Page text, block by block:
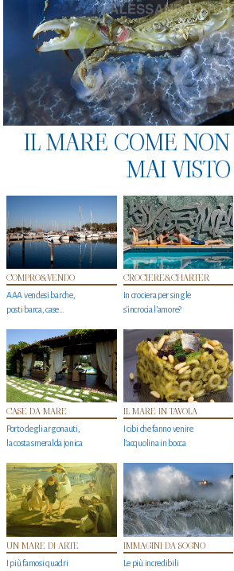
IL MARE COME NON
MAI VISTO
COMPRO&VENDO
AAA vendesi barche,
posti barca, case…
CROCIERE&CHARTER
In crociera per single
s'incrocia l’amore?
CASE DA MARE
Porto degli argonauti,
la costa smeralda jonica
IL MARE IN TAVOLA
I cibi che fanno venire
l’acquolina in bocca
UN MARE DI ARTE
I più famosi quadri
IMMAGINI DA SOGNO
Le più incredibili